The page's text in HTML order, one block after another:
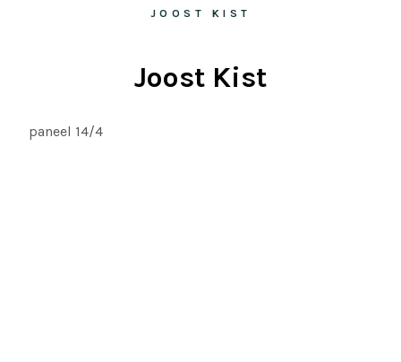
JOOST KIST
Joost Kist
paneel 14/4